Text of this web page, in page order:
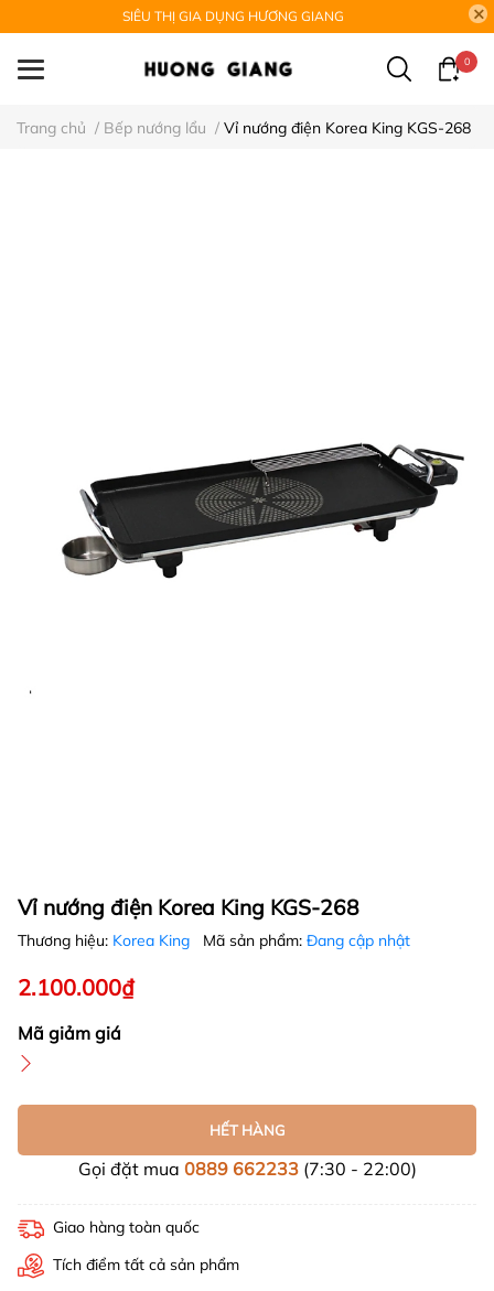
SIÊU THỊ GIA DỤNG HƯƠNG GIANG
0
Trang chủ / Bếp nướng lẩu / Vỉ nướng điện Korea King KGS-268
Vỉ nướng điện Korea King KGS-268
Thương hiệu: Korea King Mã sản phẩm: Đang cập nhật
2.100.000₫
Mã giảm giá
HẾT HÀNG
Gọi đặt mua 0889 662233(7:30 - 22:00)
Giao hàng toàn quốc
Tích điểm tất cả sản phẩm